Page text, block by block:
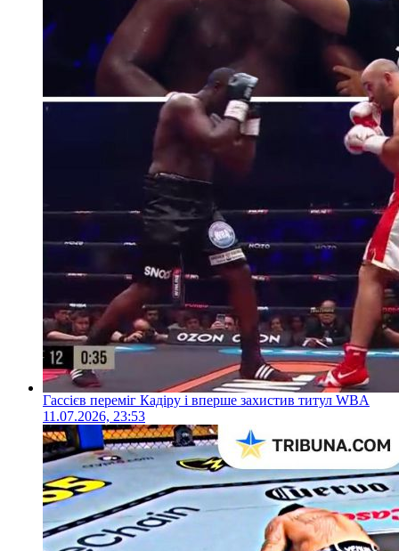
Гассієв переміг Кадіру і вперше захистив титул WBA
11.07.2026, 23:53